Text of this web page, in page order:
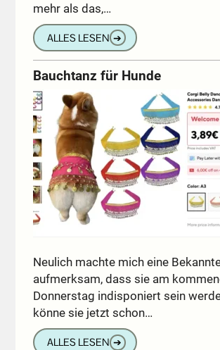
mehr als das,…
ALLES LESEN ➔
Bauchtanz für Hunde
Neulich machte mich eine
aufmerksam, dass sie am
Donnerstag indisponiert sein
könne sie jetzt schon…
ALLES LESEN ➔